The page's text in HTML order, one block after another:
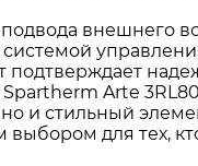
внешнего
подтверждает
Arte
но и стильный
выбором для тех,